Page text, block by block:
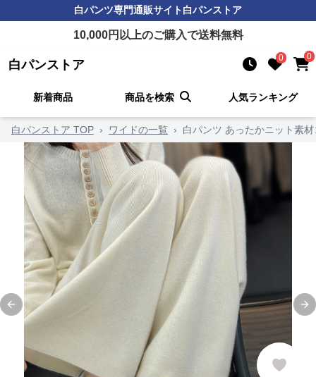
白パンツ専門通販サイト白パンストア
10,000円以上のご購入で送料無料
白パンストア 0 0
新着商品 商品を検索 人気ランキング
×
新規ユーザー限定クーポ
ン！
期間限定! 15%OFFクーポン
です
取得後、決済画面で自動適用さ
れます
コード: 8NVWZ14O
クーポンを取得
白パンストア TOP › ワイドの一覧 › 白パンツ あったかニット素
Previous slide